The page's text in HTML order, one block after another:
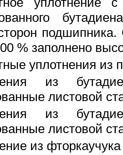
% заполнено
уплотнения из
из
листовой
из
листовой
из